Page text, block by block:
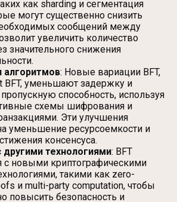
как sharding и сегментация
могут существенно снизить
сообщений между
увеличить количество
значительного снижения
алгоритмов: Новые вариации BFT,
BFT, уменьшают задержку и
способность, используя
схемы шифрования и
Эти улучшения
уменьшение ресурсоемкости и
консенсуса.
другими технологиями: BFT
с новыми криптографическими
такими как zero-
и multi-party computation, чтобы
повысить безопасность и